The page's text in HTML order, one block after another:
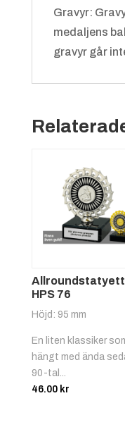
Gravyr:
medaljens
gravyr går
Allroundstatyett
HPS 76
Höjd: 95 mm
En liten klassiker
hängt med ända
90-tal...
46.00 kr